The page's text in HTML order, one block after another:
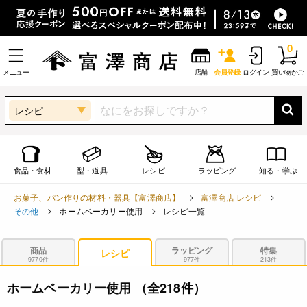
メニュー 店舗 会員登録 ログイン 買い物かご
0
レシピ
食品・食材 型・道具 レシピ ラッピング 知る・学ぶ
お菓子、パン作りの材料・器具【富澤商店】
富澤商店 レシピ
その他
ホームベーカリー使用 レシピ一覧
商品
9770件 レシピ ラッピング
977件
特集
213件
ホームベーカリー使用 （全218件）